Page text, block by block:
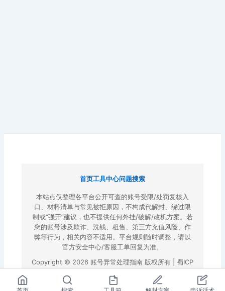
首页工具中心问题搜索
本站点仅整理各平台公开可查的账号受限/处罚复核入
口、材料清单与常见被拒原因，不构成代解封、绕过限
制或“强开”建议，也不提供任何外挂/破解/改机方案。若
您的账号涉及欺诈、洗钱、租售、第三方充值风险、作
弊等行为，相关内容不适用。平台规则随时调整，请以
官方安全中心/客服工单回复为准。
Copyright © 2026 账号异常处理指南 版权所有 | 蜀ICP